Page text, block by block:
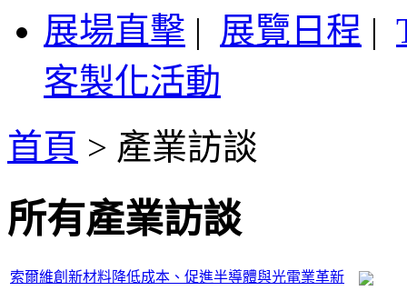
展場直擊 | 展覽日程 |
客製化活動
首頁 > 產業訪談
所有產業訪談
索爾維創新材料降低成本、促進半導體與光電業革新